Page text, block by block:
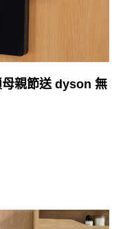
親節送 dyson 無